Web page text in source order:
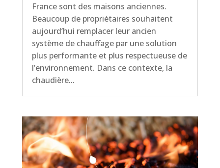
France sont des maisons anciennes.
Beaucoup de propriétaires souhaitent
aujourd’hui remplacer leur ancien
système de chauffage par une solution
plus performante et plus respectueuse de
l’environnement. Dans ce contexte, la
chaudière...